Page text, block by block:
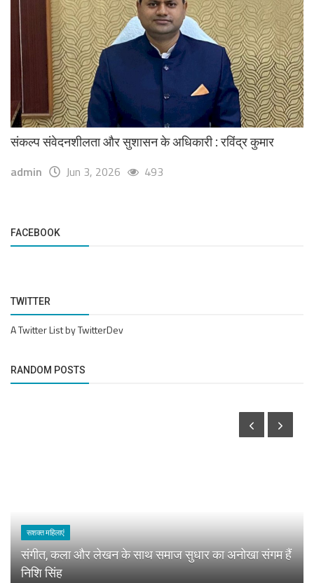
संकल्प संवेदनशीलता और सुशासन के अधिकारी : रविंद्र कुमार
admin Jun 3, 2026 493
FACEBOOK
TWITTER
A Twitter List by TwitterDev
RANDOM POSTS
सशक्त महिलाएं
संगीत, कला और लेखन के साथ समाज सुधार का अनोखा संगम हैं
निशि सिंह